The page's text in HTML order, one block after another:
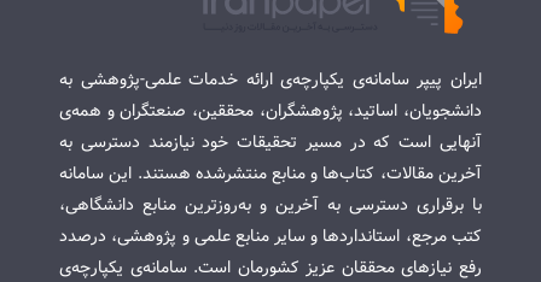
ایران پیپر سامانه‌ی یکپارچه‌ی ارائه خدمات علمی-پژوهشی به
دانشجویان، اساتید، پژوهشگران، محققین، صنعتگران و همه‌ی
آنهایی است که در مسیر تحقیقات خود نیازمند دسترسی به
آخرین مقالات، کتاب‌ها و منابع منتشرشده هستند. این سامانه
با برقراری دسترسی به آخرین و به‌روزترین منابع دانشگاهی،
کتب مرجع، استانداردها و سایر منابع علمی و پژوهشی، درصدد
رفع نیازهای محققان عزیز کشورمان است. سامانه‌ی یکپارچه‌ی